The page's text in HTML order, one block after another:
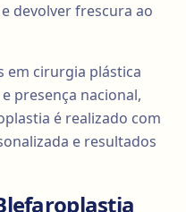
devolver frescura ao
em cirurgia plástica
presença nacional,
é realizado com
e resultados